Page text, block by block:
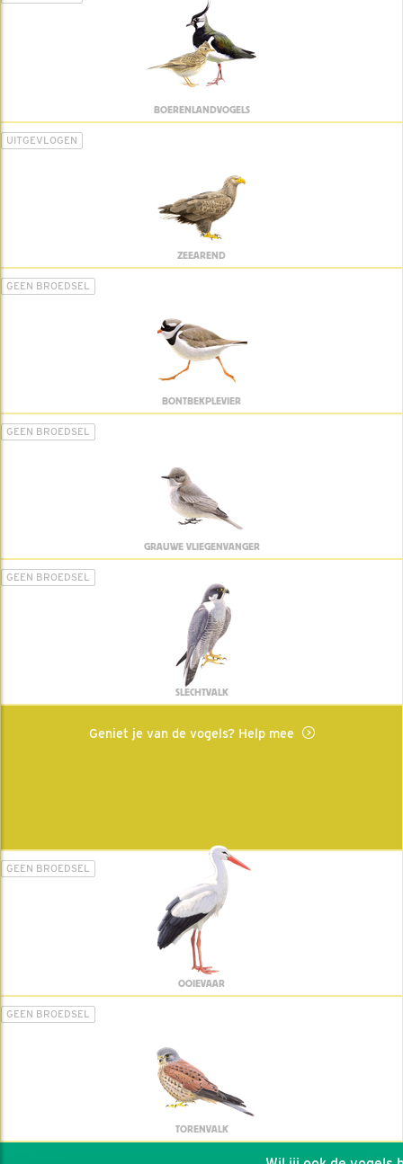
BOERENLANDVOGELS
UITGEVLOGEN
ZEEAREND
GEEN BROEDSEL
BONTBEKPLEVIER
GEEN BROEDSEL
GRAUWE VLIEGENVANGER
GEEN BROEDSEL
SLECHTVALK
Geniet je van de vogels? Help mee
GEEN BROEDSEL
OOIEVAAR
GEEN BROEDSEL
TORENVALK